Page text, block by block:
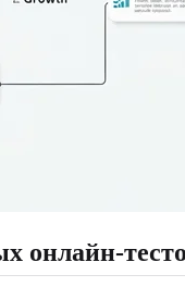
онлайн-